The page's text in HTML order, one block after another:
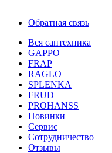
Обратная связь
Вся сантехника
GAPPO
FRAP
RAGLO
SPLENKA
FRUD
PROHANSS
Новинки
Сервис
Сотрудничество
Отзывы